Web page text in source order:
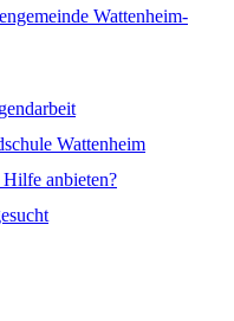
Wattenheim-
Wattenheim
anbieten?